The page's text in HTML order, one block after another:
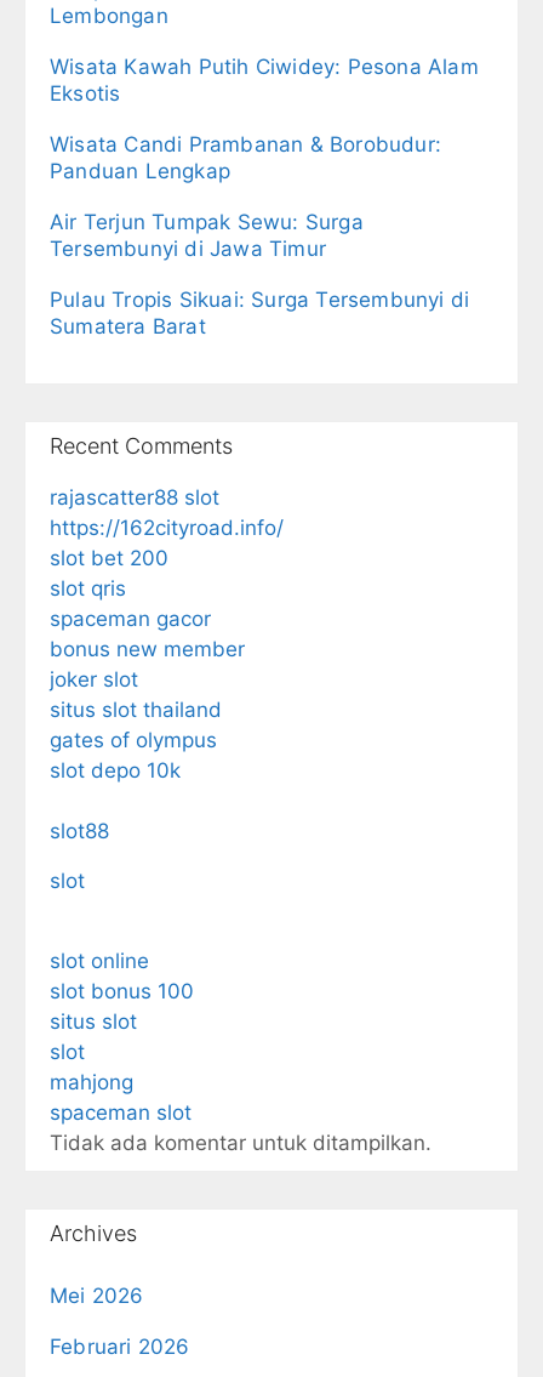
Lembongan
Wisata Kawah Putih Ciwidey: Pesona Alam
Eksotis
Wisata Candi Prambanan & Borobudur:
Panduan Lengkap
Air Terjun Tumpak Sewu: Surga
Tersembunyi di Jawa Timur
Pulau Tropis Sikuai: Surga Tersembunyi di
Sumatera Barat
Recent Comments
rajascatter88 slot
https://162cityroad.info/
slot bet 200
slot qris
spaceman gacor
bonus new member
joker slot
situs slot thailand
gates of olympus
slot depo 10k
slot88
slot
slot online
slot bonus 100
situs slot
slot
mahjong
spaceman slot
Tidak ada komentar untuk ditampilkan.
Archives
Mei 2026
Februari 2026